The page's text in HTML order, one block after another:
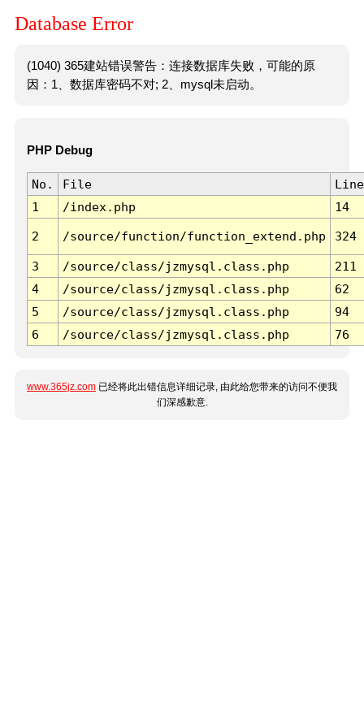
Database Error
(1040) 365建站错误警告：连接数据库失败，可能的原
因：1、数据库密码不对; 2、mysql未启动。
PHP Debug
No. File
Line
1
/index.php 14
2 /source/function/function_extend.php 324
3 /source/class/jzmysql.class.php
211
4
/source/class/jzmysql.class.php
62
5
/source/class/jzmysql.class.php
94
6
/source/class/jzmysql.class.php 76
www.365jz.com 已经将此出错信息详细记录, 由此给您带来的访问不便我
们深感歉意.